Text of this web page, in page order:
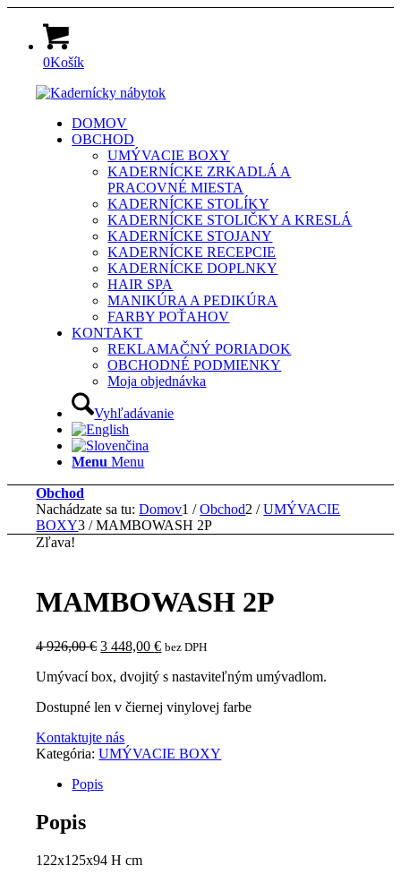
0Košík
DOMOV
OBCHOD
UMÝVACIE BOXY
KADERNÍCKE ZRKADLÁ A
PRACOVNÉ MIESTA
KADERNÍCKE STOLÍKY
KADERNÍCKE STOLIČKY A KRESLÁ
KADERNÍCKE STOJANY
KADERNÍCKE RECEPCIE
KADERNÍCKE DOPLNKY
HAIR SPA
MANIKÚRA A PEDIKÚRA
FARBY POŤAHOV
KONTAKT
REKLAMAČNÝ PORIADOK
OBCHODNÉ PODMIENKY
Moja objednávka
Vyhľadávanie
Menu Menu
Obchod
Nachádzate sa tu: Domov1 / Obchod2 / UMÝVACIE
BOXY3 / MAMBOWASH 2P
Zľava!
MAMBOWASH 2P
4 926,00€ Pôvodná
bola:
926,00 €.
3 448,00€Aktuálna
je:
448,00 €.
bez DPH
Umývací box, dvojitý s nastaviteľným umývadlom.
Dostupné len v čiernej vinylovej farbe
Kontaktujte nás
Kategória:UMÝVACIE BOXY
Popis
Popis
122x125x94 H cm